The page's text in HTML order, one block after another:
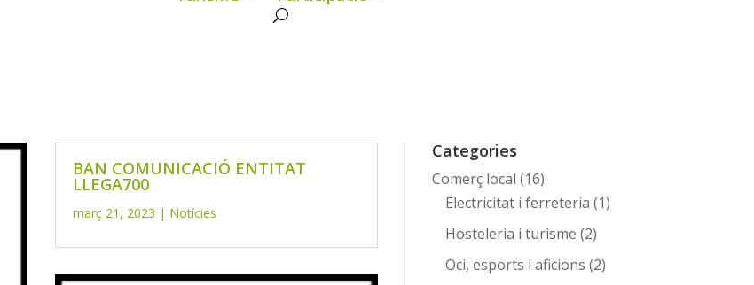
BAN COMUNICACIÓ ENTITAT
LLEGA700
març 21, 2023 | Notícies
Categories
Comerç local (16)
Electricitat i ferreteria (1)
Hosteleria i turisme (2)
Oci, esports i aficions (2)